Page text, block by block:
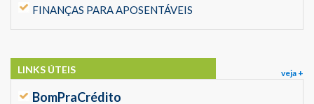
FINANÇAS PARA APOSENTÁVEIS
veja +
LINKS ÚTEIS
BomPraCrédito